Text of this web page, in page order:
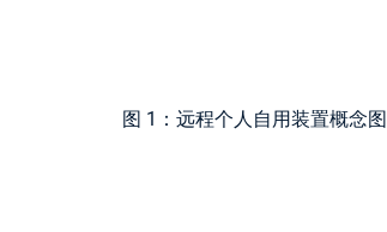
图 1：远程个人自用装置概念图